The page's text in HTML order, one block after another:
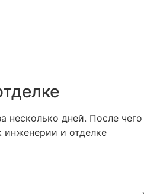
несколько дней. После чего
и отделке